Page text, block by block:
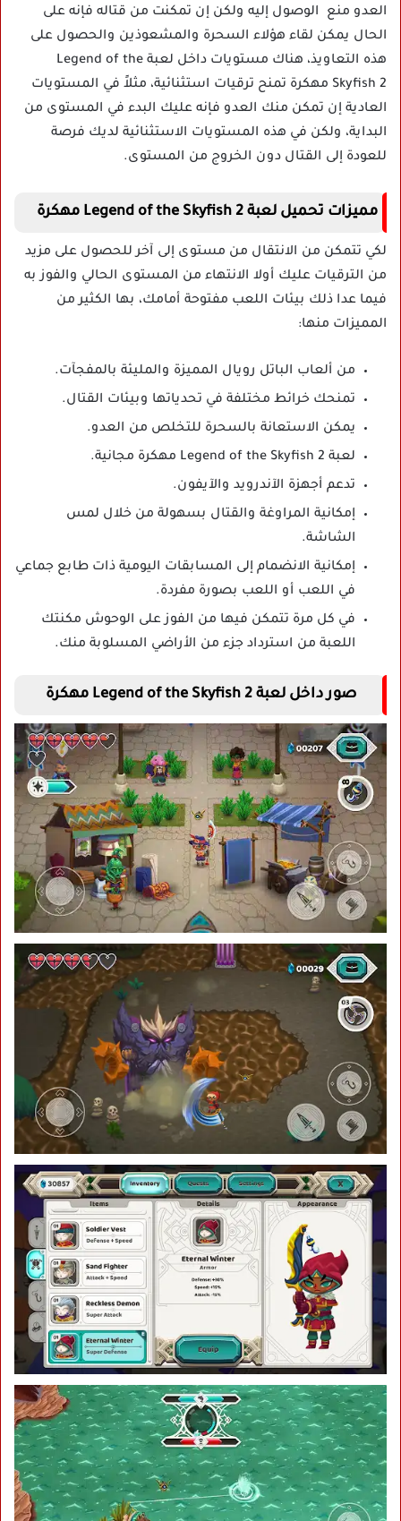
العدو منع الوصول إليه ولكن إن تمكنت من قتاله فإنه على
الحال يمكن لقاء هؤلاء السحرة والمشعوذين والحصول على
هذه التعاويذ، هناك مستويات داخل لعبة Legend of the
Skyfish 2 مهكرة تمنح ترقيات استثنائية، مثلاً في المستويات
العادية إن تمكن منك العدو فإنه عليك البدء في المستوى من
البداية، ولكن في هذه المستويات الاستثنائية لديك فرصة
للعودة إلى القتال دون الخروج من المستوى.
مميزات تحميل لعبة Legend of the Skyfish 2 مهكرة
لكي تتمكن من الانتقال من مستوى إلى آخر للحصول على مزيد
من الترقيات عليك أولا الانتهاء من المستوى الحالي والفوز به
فيما عدا ذلك بيئات اللعب مفتوحة أمامك، بها الكثير من
المميزات منها:
من ألعاب الباتل رويال المميزة والمليئة بالمفجآت.
تمنحك خرائط مختلفة في تحدياتها وبيئات القتال.
يمكن الاستعانة بالسحرة للتخلص من العدو.
لعبة Legend of the Skyfish 2 مهكرة مجانية.
تدعم أجهزة الآندرويد والآيفون.
إمكانية المراوغة والقتال بسهولة من خلال لمس
الشاشة.
إمكانية الانضمام إلى المسابقات اليومية ذات طابع جماعي
في اللعب أو اللعب بصورة مفردة.
في كل مرة تتمكن فيها من الفوز على الوحوش مكنتك
اللعبة من استرداد جزء من الأراضي المسلوبة منك.
صور داخل لعبة Legend of the Skyfish 2 مهكرة